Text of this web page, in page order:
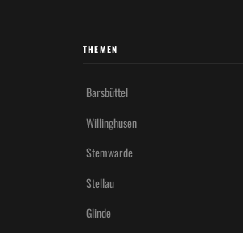
THEMEN
Barsbüttel
Willinghusen
Stemwarde
Stellau
Glinde